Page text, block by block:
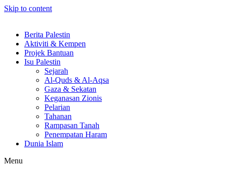
Skip to content
Berita Palestin
Aktiviti & Kempen
Projek Bantuan
Isu Palestin
Sejarah
Al-Quds & Al-Aqsa
Gaza & Sekatan
Keganasan Zionis
Pelarian
Tahanan
Rampasan Tanah
Penempatan Haram
Dunia Islam
Menu